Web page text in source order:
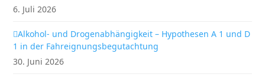
6. Juli 2026
Alkohol- und Drogenabhängigkeit – Hypothesen A 1 und D
1 in der Fahreignungsbegutachtung
30. Juni 2026